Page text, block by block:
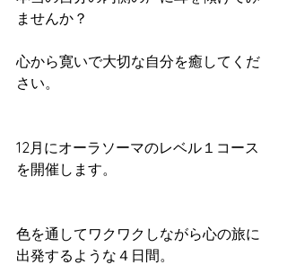
ませんか？
心から寛いで大切な自分を癒してくだ
さい。
12月にオーラソーマのレベル１コース
を開催します。
色を通してワクワクしながら心の旅に
出発するような４日間。